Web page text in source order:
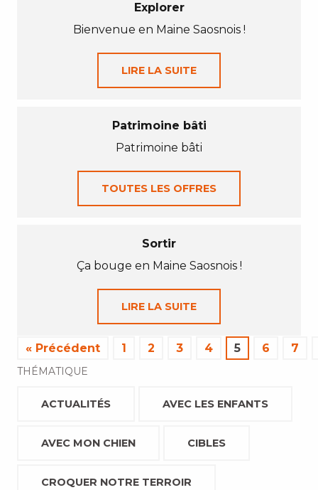
Explorer
Bienvenue en Maine Saosnois !
LIRE LA SUITE
Patrimoine bâti
Patrimoine bâti
TOUTES LES OFFRES
Sortir
Ça bouge en Maine Saosnois !
LIRE LA SUITE
« Précédent 1 2 3 4 5 6 7
THÉMATIQUE
ACTUALITÉS AVEC LES ENFANTS
AVEC MON CHIEN CIBLES
CROQUER NOTRE TERROIR